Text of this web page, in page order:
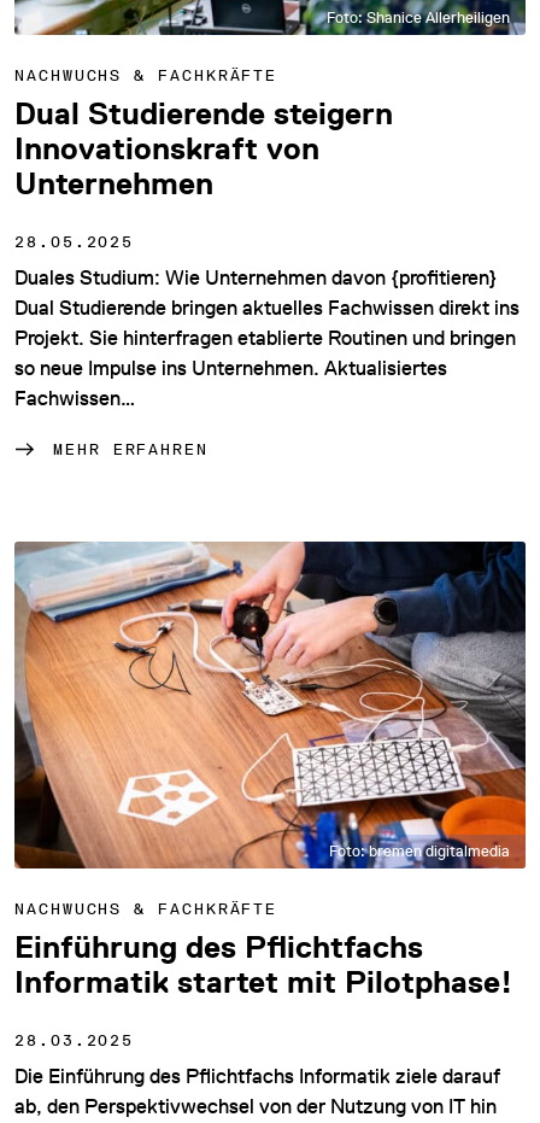
Foto: Shanice Allerheiligen
NACHWUCHS & FACHKRÄFTE
Dual Studierende steigern
Innovationskraft von
Unternehmen
28.05.2025
Duales Studium: Wie Unternehmen davon {profitieren}
Dual Studierende bringen aktuelles Fachwissen direkt ins
Projekt. Sie hinterfragen etablierte Routinen und bringen
so neue Impulse ins Unternehmen. Aktualisiertes
Fachwissen…
MEHR ERFAHREN
Foto: bremen digitalmedia
NACHWUCHS & FACHKRÄFTE
Einführung des Pflichtfachs
Informatik startet mit Pilotphase!
28.03.2025
Die Einführung des Pflichtfachs Informatik ziele darauf
ab, den Perspektivwechsel von der Nutzung von IT hin